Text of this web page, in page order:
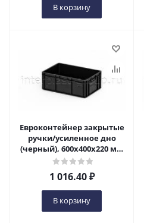
В корзину
Евроконтейнер закрытые
ручки/усиленное дно
(черный), 600x400x220 мм
в Ульяновске
1 016.40₽
В корзину